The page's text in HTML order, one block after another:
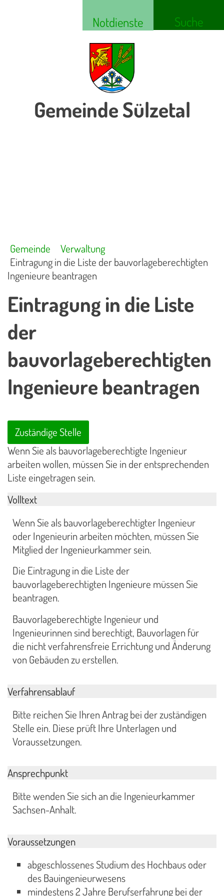
Notdienste Suche
Gemeinde Sülzetal
Gemeinde
Verwaltung
Eintragung in die Liste der bauvorlageberechtigten
Ingenieure beantragen
Eintragung in die Liste
der
bauvorlageberechtigten
Ingenieure beantragen
Zuständige Stelle
Wenn Sie als bauvorlageberechtigte Ingenieur
arbeiten wollen, müssen Sie in der entsprechenden
Liste eingetragen sein.
Volltext
Wenn Sie als bauvorlageberechtigter Ingenieur
oder Ingenieurin arbeiten möchten, müssen Sie
Mitglied der Ingenieurkammer sein.
Die Eintragung in die Liste der
bauvorlageberechtigten Ingenieure müssen Sie
beantragen.
Bauvorlageberechtigte Ingenieur und
Ingenieurinnen sind berechtigt, Bauvorlagen für
die nicht verfahrensfreie Errichtung und Änderung
von Gebäuden zu erstellen.
Verfahrensablauf
Bitte reichen Sie Ihren Antrag bei der zuständigen
Stelle ein. Diese prüft Ihre Unterlagen und
Voraussetzungen.
Ansprechpunkt
Bitte wenden Sie sich an die Ingenieurkammer
Sachsen-Anhalt.
Voraussetzungen
abgeschlossenes Studium des Hochbaus oder
des Bauingenieurwesens
mindestens 2 Jahre Berufserfahrung bei der